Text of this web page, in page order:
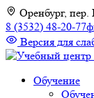
К
содержимому
Оренбург,
8 (3532) 48-20-77
Версия для
Обучение